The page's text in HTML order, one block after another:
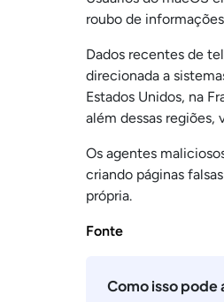
roubo de
Dados recentes de
direcionada a
Estados Unidos, na
além dessas regiões,
Os agentes
criando páginas
própria.
Fonte
Como isso pode